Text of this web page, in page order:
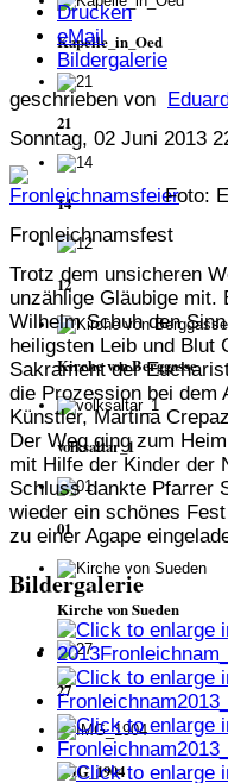
Kapelle_in_Oed
21
14
12
Kirche von Berggasse
volksaltar_1
01
Kirche von Sueden
27
IMG_1904
Drucken
eMail
Bildergalerie
geschrieben von
Sonntag, 02 Juni 2013
Foto:
Fronleichnamsfest
Trotz dem unsicheren
unzählige Gläubige
Wilhelm Schuh den
heiligsten Leib und Blut
Sakrament der
die Prozession bei dem
Künstler, Martina
Der Weg ging zum
mit Hilfe der Kinder der
Schluss dankte Pfarrer
wieder ein schönes
zu einer Agape
Bildergalerie